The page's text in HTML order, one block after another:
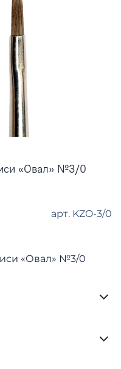
арт. KZO-3/0
«Овал» №3/0
«Овал» №3/0